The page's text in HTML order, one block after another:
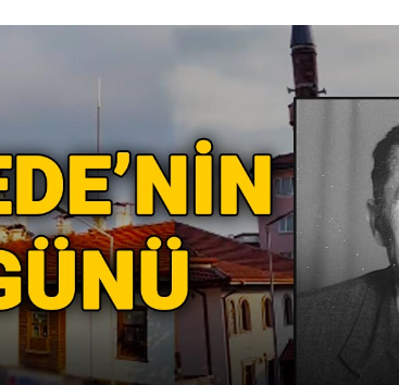
Ünlü Oyuncu Ülkü Hilal
Çiftçi’nin Gerede
Bağlantısı Ortaya Çıktı
Güncel